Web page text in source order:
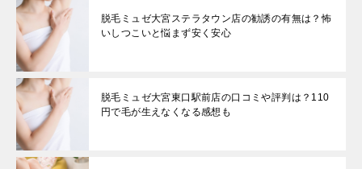
脱毛ミュゼ大宮ステラタウン店の勧誘の有無は？怖
いしつこいと悩まず安く安心
脱毛ミュゼ大宮東口駅前店の口コミや評判は？110
円で毛が生えなくなる感想も